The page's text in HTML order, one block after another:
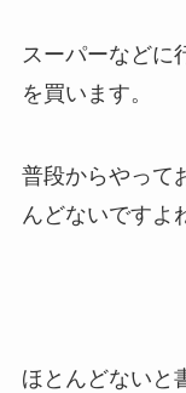
スーパーなどに
を買います。
普段からやって
んどないですよ
ほとんどないと